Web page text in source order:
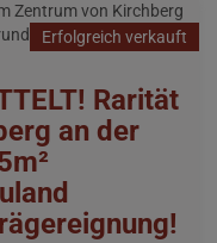
Erfolgreich verkauft
Rarität
an der